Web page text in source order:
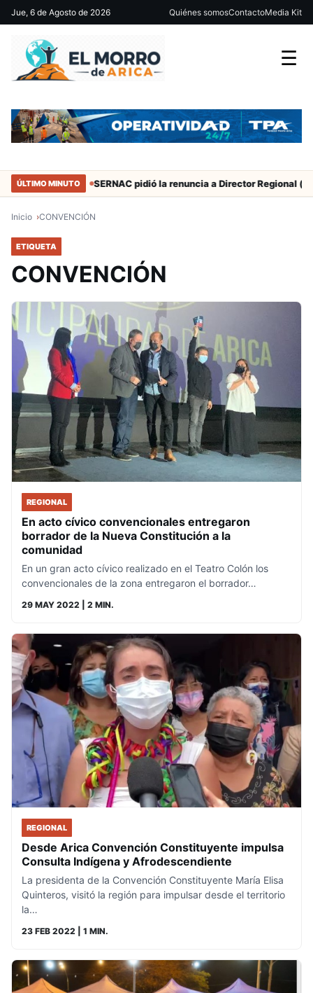
Jue, 6 de Agosto de 2026 Quiénes somosContactoMedia Kit
☰
ÚLTIMO MINUTO
50 años SERNAC pidió la renuncia a Director Regional (s)
Inicio CONVENCIÓN
ETIQUETA
CONVENCIÓN
REGIONAL
En acto cívico convencionales entregaron
borrador de la Nueva Constitución a la
comunidad
En un gran acto cívico realizado en el Teatro Colón los
convencionales de la zona entregaron el borrador…
29 MAY 2022 | 2 MIN.
REGIONAL
Desde Arica Convención Constituyente impulsa
Consulta Indígena y Afrodescendiente
La presidenta de la Convención Constituyente María Elisa
Quinteros, visitó la región para impulsar desde el territorio
la…
23 FEB 2022 | 1 MIN.